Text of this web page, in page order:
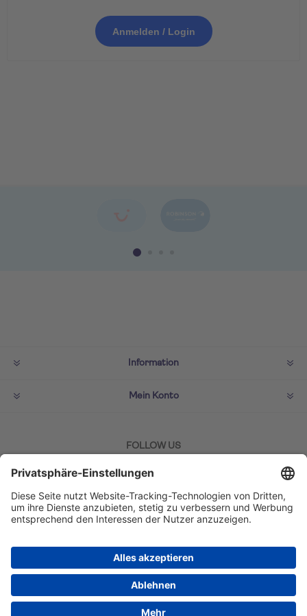
Anmelden / Login
Information
Mein Konto
FOLLOW US
ZAHLMETHODEN
Copyright © 2026 TUI Lifestyle Shop. Alle Rechte